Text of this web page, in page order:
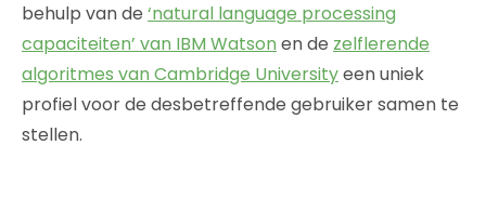
behulp van de ‘natural language processing
capaciteiten’ van IBM Watson en de zelflerende
algoritmes van Cambridge Universityeen uniek
profiel voor de desbetreffende gebruiker samen te
stellen.